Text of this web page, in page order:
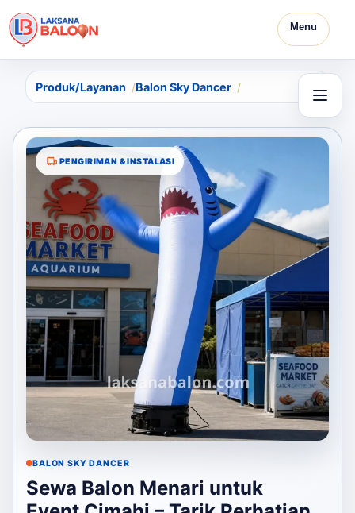
Menu
Produk/Layanan Balon Sky Dancer
PENGIRIMAN & INSTALASI
BALON SKY DANCER
Sewa Balon Menari untuk